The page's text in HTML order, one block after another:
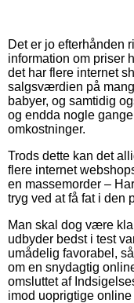
Det er jo efterhånden
information om priser
det har flere internet
salgsværdien på
babyer, og samtidig
og endda nogle
omkostninger.
Trods dette kan det
flere internet
en massemorder –
tryg ved at få fat i den
Man skal dog være
udbyder bedst i test
umådelig favorabel,
om en snydagtig
omsluttet af
imod uoprigtige online